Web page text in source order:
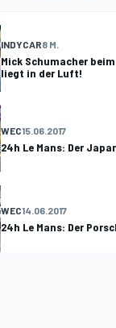
INDYCAR8 M.
Mick Schumacher
liegt in der Luft!
WEC15.06.2017
24h Le Mans: Der
WEC14.06.2017
24h Le Mans: Der